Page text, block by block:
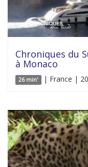
Chroniques du
à Monaco
26 min' | France |